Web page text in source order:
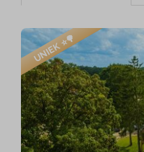
UNIEK ⭐️🌳